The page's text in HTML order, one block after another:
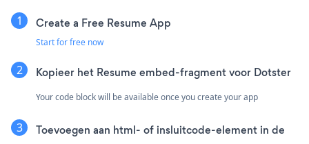
Create a Free Resume App
Start for free now
Kopieer het Resume embed-fragment voor Dotster
Your code block will be available once you create your app
Toevoegen aan html- of insluitcode-element in de